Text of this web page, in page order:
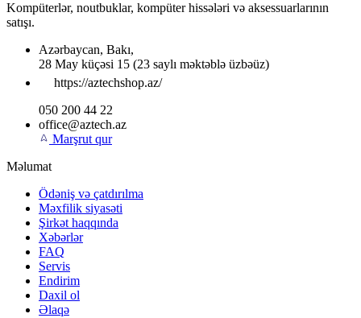
Kompüterlər, noutbuklar, kompüter hissələri və aksessuarlarının
satışı.
Azərbaycan, Bakı,
28 May küçəsi 15 (23 saylı məktəblə üzbəüz)
https://aztechshop.az/
050 200 44 22
office@aztech.az
Marşrut qur
Məlumat
Ödəniş və çatdırılma
Məxfilik siyasəti
Şirkət haqqında
Xəbərlər
FAQ
Servis
Endirim
Daxil ol
Əlaqə